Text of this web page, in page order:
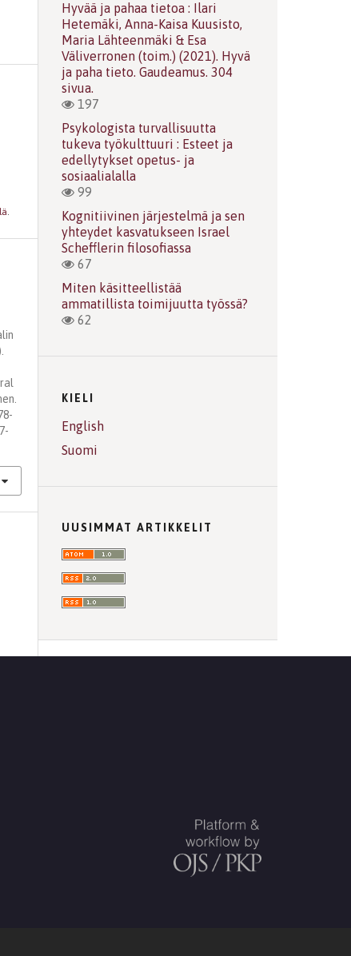
.
Hyvää ja pahaa tietoa : Ilari
Hetemäki, Anna-Kaisa Kuusisto,
Maria Lähteenmäki & Esa
Väliverronen (toim.) (2021). Hyvä
ja paha tieto. Gaudeamus. 304
sivua.
197
Psykologista turvallisuutta
tukeva työkulttuuri : Esteet ja
edellytykset opetus- ja
sosiaalialalla
99
Kognitiivinen järjestelmä ja sen
yhteydet kasvatukseen Israel
Schefflerin filosofiassa
67
Miten käsitteellistää
ammatillista toimijuutta työssä?
62
KIELI
English
Suomi
UUSIMMAT ARTIKKELIT